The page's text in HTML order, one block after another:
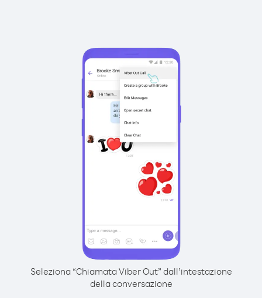
Seleziona “Chiamata Viber Out” dall’intestazione
della conversazione